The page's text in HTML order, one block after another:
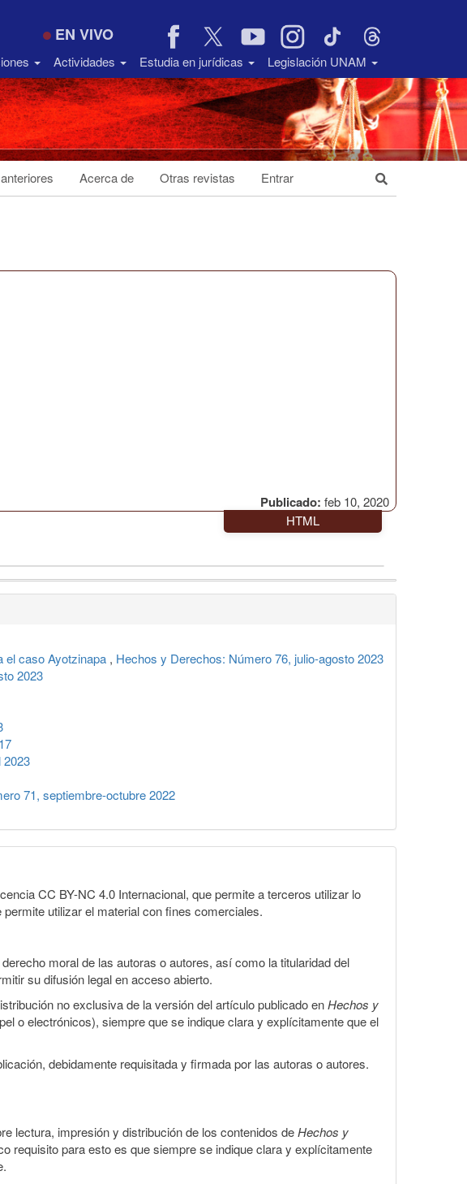
EN VIVO
Actividades Estudia en jurídicas Legislación UNAM
Acerca de Otras revistas Entrar
Publicado: feb 10, 2020
HTML
el caso Ayotzinapa , Hechos y Derechos: Número 76, julio-agosto 2023
2023
2023
71, septiembre-octubre 2022
CC BY-NC 4.0 Internacional, que permite a terceros utilizar lo
utilizar el material con fines comerciales.
moral de las autoras o autores, así como la titularidad del
su difusión legal en acceso abierto.
no exclusiva de la versión del artículo publicado enHechos y
o electrónicos), siempre que se indique clara y explícitamente que el
debidamente requisitada y firmada por las autoras o autores.
lectura, impresión y distribución de los contenidos deHechos y
requisito para esto es que siempre se indique clara y explícitamente